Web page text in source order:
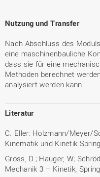
Nutzung und Transfer
Nach Abschluss des
eine maschinenbauliche
dass sie für eine
Methoden berechnet
analysiert werden kann.
Literatur
C. Eller: Holzmann/Meyer/
Kinematik und Kinetik
Gross, D.; Hauger, W;
Mechanik 3 – Kinetik,